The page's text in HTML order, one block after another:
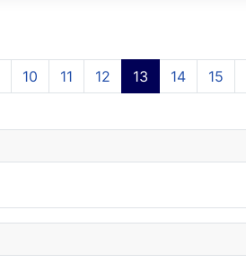
10 11 12 13 14 15